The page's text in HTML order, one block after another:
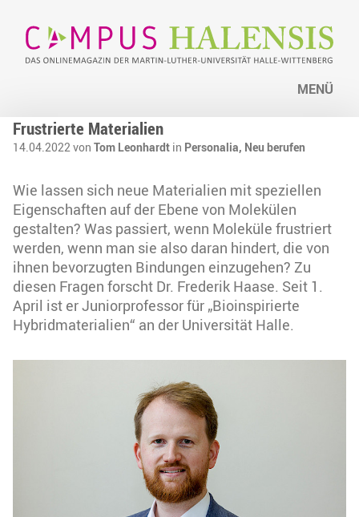
MENÜ
Frustrierte Materialien
14.04.2022 von Tom Leonhardt in Personalia, Neu berufen
Wie lassen sich neue Materialien mit speziellen
Eigenschaften auf der Ebene von Molekülen
gestalten? Was passiert, wenn Moleküle frustriert
werden, wenn man sie also daran hindert, die von
ihnen bevorzugten Bindungen einzugehen? Zu
diesen Fragen forscht Dr. Frederik Haase. Seit 1.
April ist er Juniorprofessor für „Bioinspirierte
Hybridmaterialien“ an der Universität Halle.